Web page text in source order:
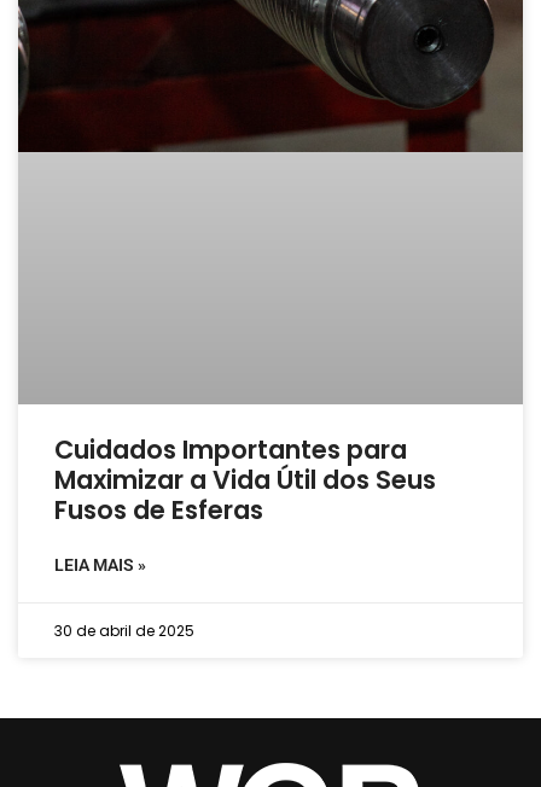
Cuidados Importantes para
Maximizar a Vida Útil dos Seus
Fusos de Esferas
LEIA MAIS »
30 de abril de 2025